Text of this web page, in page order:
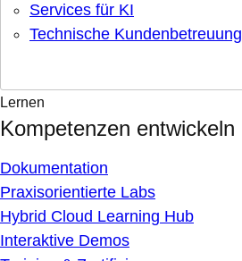
Services für KI
Technische Kundenbetreuung
Lernen
Kompetenzen entwickeln
Dokumentation
Praxisorientierte Labs
Hybrid Cloud Learning Hub
Interaktive Demos